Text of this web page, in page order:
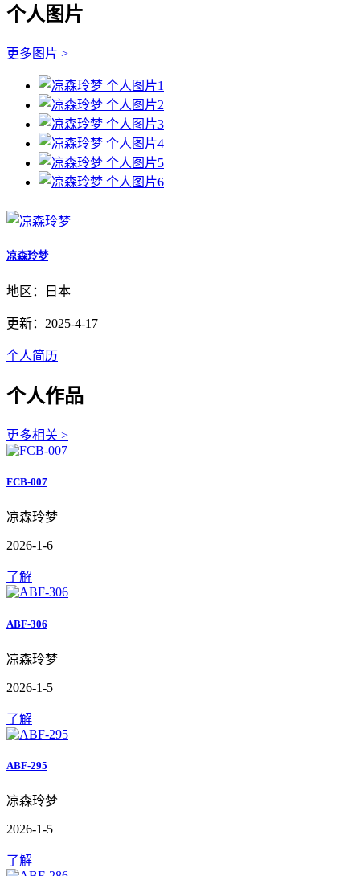
个人图片
更多图片 >
凉森玲梦
地区：日本
更新：2025-4-17
个人简历
个人作品
更多相关 >
FCB-007
凉森玲梦
2026-1-6
了解
ABF-306
凉森玲梦
2026-1-5
了解
ABF-295
凉森玲梦
2026-1-5
了解